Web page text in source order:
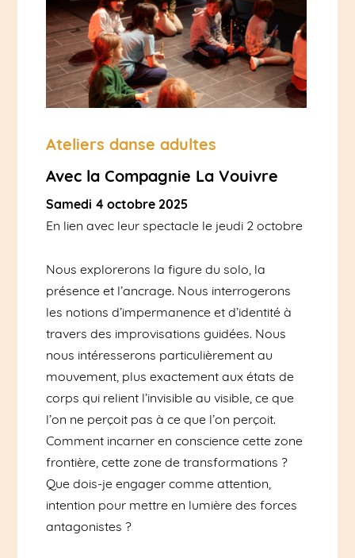
Ateliers danse adultes
Avec la Compagnie La Vouivre
Samedi 4 octobre 2025
En lien avec leur spectacle le jeudi 2 octobre
Nous explorerons la figure du solo, la
présence et l’ancrage. Nous interrogerons
les notions d’impermanence et d’identité à
travers des improvisations guidées. Nous
nous intéresserons particulièrement au
mouvement, plus exactement aux états de
corps qui relient l’invisible au visible, ce que
l’on ne perçoit pas à ce que l’on perçoit.
Comment incarner en conscience cette zone
frontière, cette zone de transformations ?
Que dois-je engager comme attention,
intention pour mettre en lumière des forces
antagonistes ?